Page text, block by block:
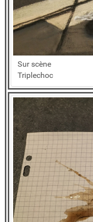
Sur scène
Triplechoc